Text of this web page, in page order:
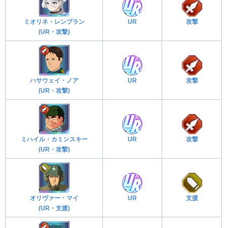
ミオリネ・レンブラン
(UR・攻撃)
UR 攻撃
ハサウェイ・ノア
(UR・攻撃)
UR 攻撃
ミハイル・カミンスキー
(UR・攻撃)
UR 攻撃
オリヴァー・マイ
(UR・支援)
UR 支援